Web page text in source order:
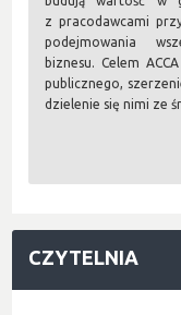
z pracodawcami
podejmowania
biznesu. Celem
publicznego,
dzielenie się nimi ze
CZYTELNIA